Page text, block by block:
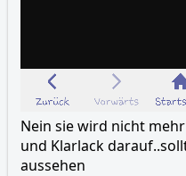
Nein sie wird nicht
und Klarlack
aussehen